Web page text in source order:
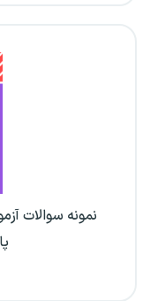
نمونه سوالات